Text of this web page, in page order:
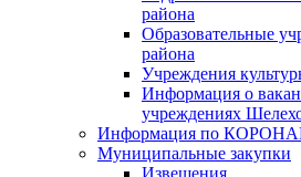
района
Образовательные
района
Учреждения
Информация о
учреждениях
Информация по
Муниципальные закупки
Извещения